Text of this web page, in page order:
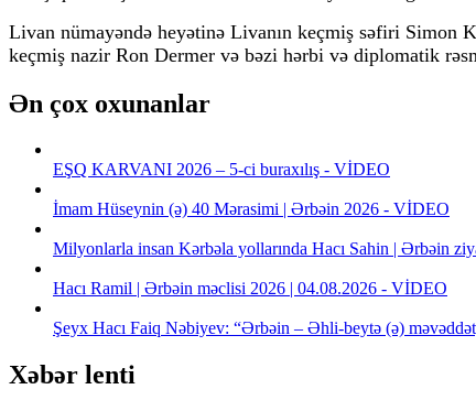
Livan nümayəndə heyətinə Livanın keçmiş səfiri Simon
keçmiş nazir Ron Dermer və bəzi hərbi və diplomatik
Ən çox oxunanlar
EŞQ KARVANI 2026 – 5-ci buraxılış - VİDEO
İmam Hüseynin (ə) 40 Mərasimi | Ərbəin 2026 - VİDEO
Milyonlarla insan Kərbəla yollarında Hacı Sahin | Ərbəin
Hacı Ramil | Ərbəin məclisi 2026 | 04.08.2026 - VİDEO
Şeyx Hacı Faiq Nəbiyev: “Ərbəin – Əhli-beytə (ə)
Xəbər lenti